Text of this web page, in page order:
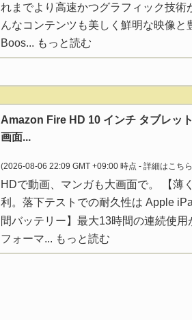
れまでより高速かつグラフィック技
んなコンテンツも美しく鮮明な映像
Boos... もっと読む
Amazon Fire HD 10 インチ タブレッ
画面...
(2026-08-06 22:09 GMT +09:00 時点 - 詳細はこちら
HDで動画、マンガも大画面で。 【薄
利。落下テストでの耐久性は Apple
間バッテリー】最大13時間の連続使
フォーマ... もっと読む